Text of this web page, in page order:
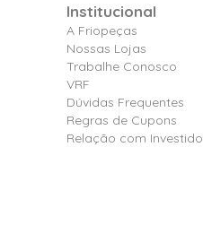
Institucional
A Friopeças
Nossas Lojas
Trabalhe Conosco
VRF
Dúvidas Frequentes
Regras de Cupons
Relação com